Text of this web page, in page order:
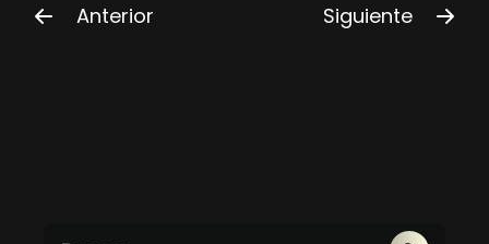
Anterior Siguiente